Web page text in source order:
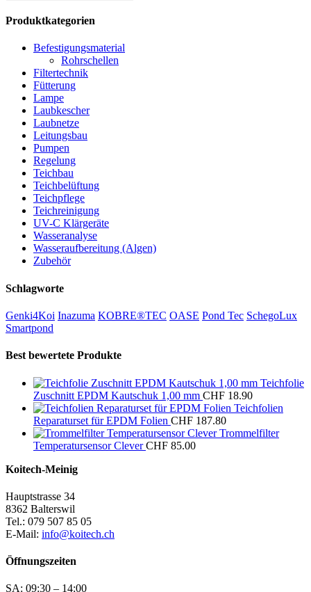
Produktkategorien
Befestigungsmaterial
Rohrschellen
Filtertechnik
Fütterung
Lampe
Laubkescher
Laubnetze
Leitungsbau
Pumpen
Regelung
Teichbau
Teichbelüftung
Teichpflege
Teichreinigung
UV-C Klärgeräte
Wasseranalyse
Wasseraufbereitung (Algen)
Zubehör
Schlagworte
Genki4Koi Inazuma KOBRE®TEC OASE Pond Tec SchegoLux
Smartpond
Best bewertete Produkte
Teichfolie
Zuschnitt EPDM Kautschuk 1,00 mm CHF 18.90
Teichfolien
Reparaturset für EPDM Folien CHF 187.80
Trommelfilter
Temperatursensor Clever CHF 85.00
Koitech-Meinig
Hauptstrasse 34
8362 Balterswil
Tel.: 079 507 85 05
E-Mail: info@koitech.ch
Öffnungszeiten
SA: 09:30 – 14:00